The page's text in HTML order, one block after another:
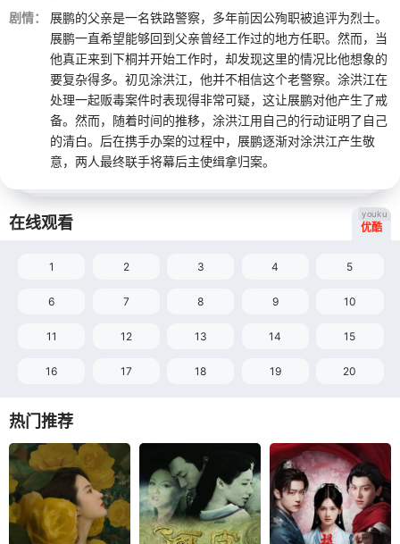
剧情：
展鹏的父亲是一名铁路警察，多年前因公殉职被追评为烈士。
展鹏一直希望能够回到父亲曾经工作过的地方任职。然而，当
他真正来到下桐并开始工作时，却发现这里的情况比他想象的
要复杂得多。初见涂洪江，他并不相信这个老警察。涂洪江在
处理一起贩毒案件时表现得非常可疑，这让展鹏对他产生了戒
备。然而，随着时间的推移，涂洪江用自己的行动证明了自己
的清白。后在携手办案的过程中，展鹏逐渐对涂洪江产生敬
意，两人最终联手将幕后主使缉拿归案。
在线观看 优酷
youku
1 2 3 4 5
6 7 8 9 10
11 12 13 14 15
16 17 18 19 20
热门推荐